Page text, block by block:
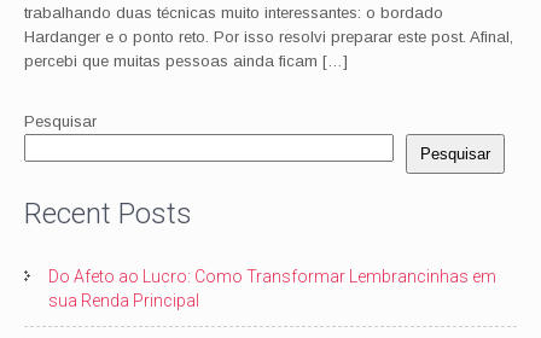
trabalhando duas técnicas muito interessantes: o bordado
Hardanger e o ponto reto. Por isso resolvi preparar este post. Afinal,
percebi que muitas pessoas ainda ficam […]
Pesquisar
Pesquisar
Recent Posts
Do Afeto ao Lucro: Como Transformar Lembrancinhas em
sua Renda Principal